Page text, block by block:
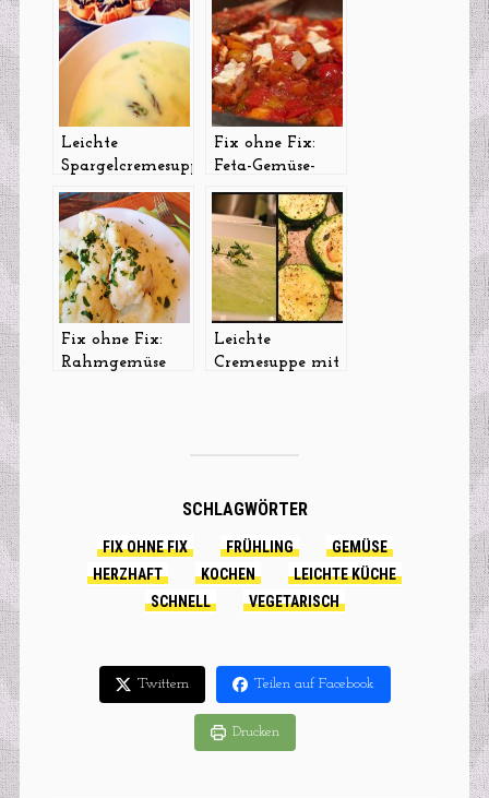
Leichte
Spargelcremesuppe
Fix ohne Fix:
Feta-Gemüse-
Pfanne
Fix ohne Fix:
Rahmgemüse
Leichte
Cremesuppe mit
SCHLAGWÖRTER
FIX OHNE FIX FRÜHLING
GEMÜSE
HERZHAFT
KOCHEN
LEICHTE KÜCHE
SCHNELL
VEGETARISCH
Twittern Teilen auf Facebook
Drucken